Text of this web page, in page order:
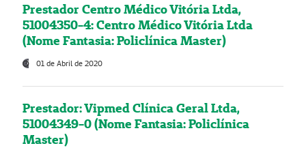
Prestador Centro Médico Vitória Ltda,
51004350-4: Centro Médico Vitória Ltda
(Nome Fantasia: Policlínica Master)
01 de Abril de 2020
Prestador: Vipmed Clínica Geral Ltda,
51004349-0 (Nome Fantasia: Policlínica
Master)